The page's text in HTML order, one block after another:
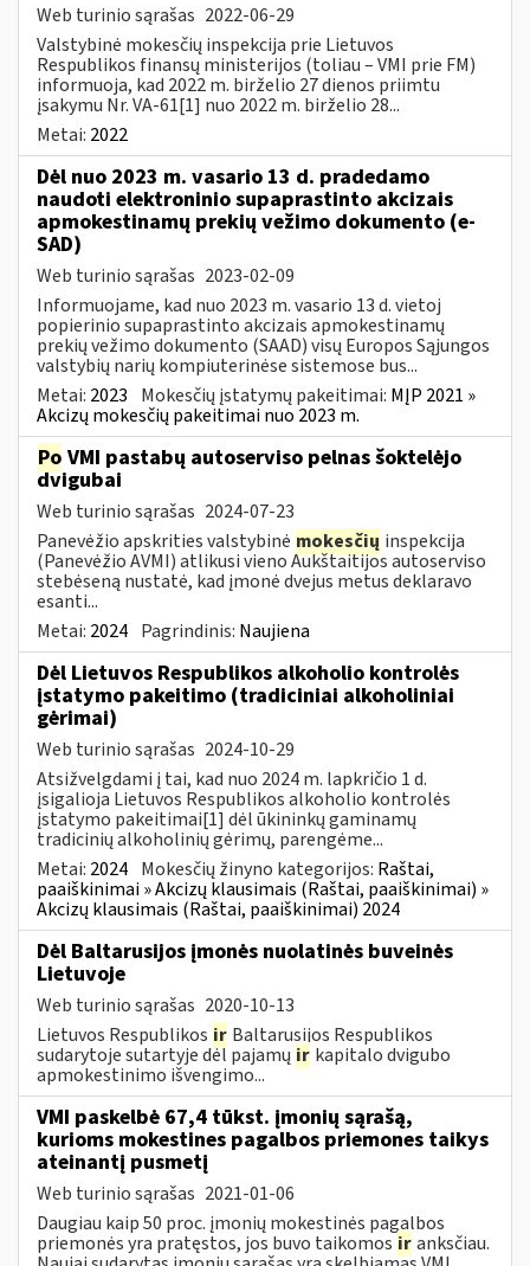
Web turinio sąrašas 2022-06-29
Valstybinė mokesčių inspekcija prie Lietuvos
Respublikos finansų ministerijos (toliau – VMI prie FM)
informuoja, kad 2022 m. birželio 27 dienos priimtu
įsakymu Nr. VA-61[1] nuo 2022 m. birželio 28...
Metai: 2022
Dėl nuo 2023 m. vasario 13 d. pradedamo
naudoti elektroninio supaprastinto akcizais
apmokestinamų prekių vežimo dokumento (e-
SAD)
Web turinio sąrašas 2023-02-09
Informuojame, kad nuo 2023 m. vasario 13 d. vietoj
popierinio supaprastinto akcizais apmokestinamų
prekių vežimo dokumento (SAAD) visų Europos Sąjungos
valstybių narių kompiuterinėse sistemose bus...
Metai: 2023 Mokesčių įstatymų pakeitimai: MĮP 2021 »
Akcizų mokesčių pakeitimai nuo 2023 m.
Po VMI pastabų autoserviso pelnas šoktelėjo
dvigubai
Web turinio sąrašas 2024-07-23
Panevėžio apskrities valstybinė mokesčių inspekcija
(Panevėžio AVMI) atlikusi vieno Aukštaitijos autoserviso
stebėseną nustatė, kad įmonė dvejus metus deklaravo
esanti...
Metai: 2024 Pagrindinis: Naujiena
Dėl Lietuvos Respublikos alkoholio kontrolės
įstatymo pakeitimo (tradiciniai alkoholiniai
gėrimai)
Web turinio sąrašas 2024-10-29
Atsižvelgdami į tai, kad nuo 2024 m. lapkričio 1 d.
įsigalioja Lietuvos Respublikos alkoholio kontrolės
įstatymo pakeitimai[1] dėl ūkininkų gaminamų
tradicinių alkoholinių gėrimų, parengėme...
Metai: 2024 Mokesčių žinyno kategorijos: Raštai,
paaiškinimai » Akcizų klausimais (Raštai, paaiškinimai) »
Akcizų klausimais (Raštai, paaiškinimai) 2024
Dėl Baltarusijos įmonės nuolatinės buveinės
Lietuvoje
Web turinio sąrašas 2020-10-13
Lietuvos Respublikos ir Baltarusijos Respublikos
sudarytoje sutartyje dėl pajamų ir kapitalo dvigubo
apmokestinimo išvengimo...
VMI paskelbė 67,4 tūkst. įmonių sąrašą,
kurioms mokestines pagalbos priemones taikys
ateinantį pusmetį
Web turinio sąrašas 2021-01-06
Daugiau kaip 50 proc. įmonių mokestinės pagalbos
priemonės yra pratęstos, jos buvo taikomos iranksčiau.